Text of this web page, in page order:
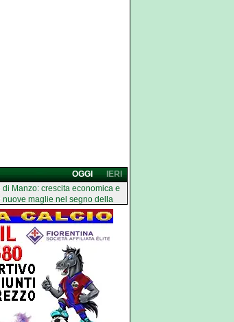
IERI
OGGI
Manzo: crescita economica e
nuove maglie nel segno della